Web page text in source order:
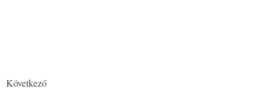
Következő